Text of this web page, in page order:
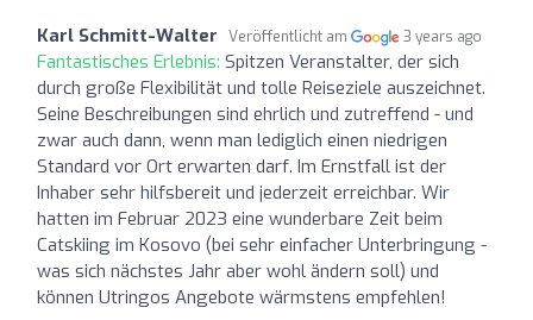
Karl Schmitt-Walter Veröffentlicht am 3 years ago
Fantastisches Erlebnis: Spitzen Veranstalter, der sich
durch große Flexibilität und tolle Reiseziele auszeichnet.
Seine Beschreibungen sind ehrlich und zutreffend - und
zwar auch dann, wenn man lediglich einen niedrigen
Standard vor Ort erwarten darf. Im Ernstfall ist der
Inhaber sehr hilfsbereit und jederzeit erreichbar. Wir
hatten im Februar 2023 eine wunderbare Zeit beim
Catskiing im Kosovo (bei sehr einfacher Unterbringung -
was sich nächstes Jahr aber wohl ändern soll) und
können Utringos Angebote wärmstens empfehlen!